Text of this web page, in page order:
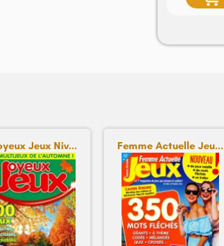
Jeux Niv... Femme Actuelle Jeu...